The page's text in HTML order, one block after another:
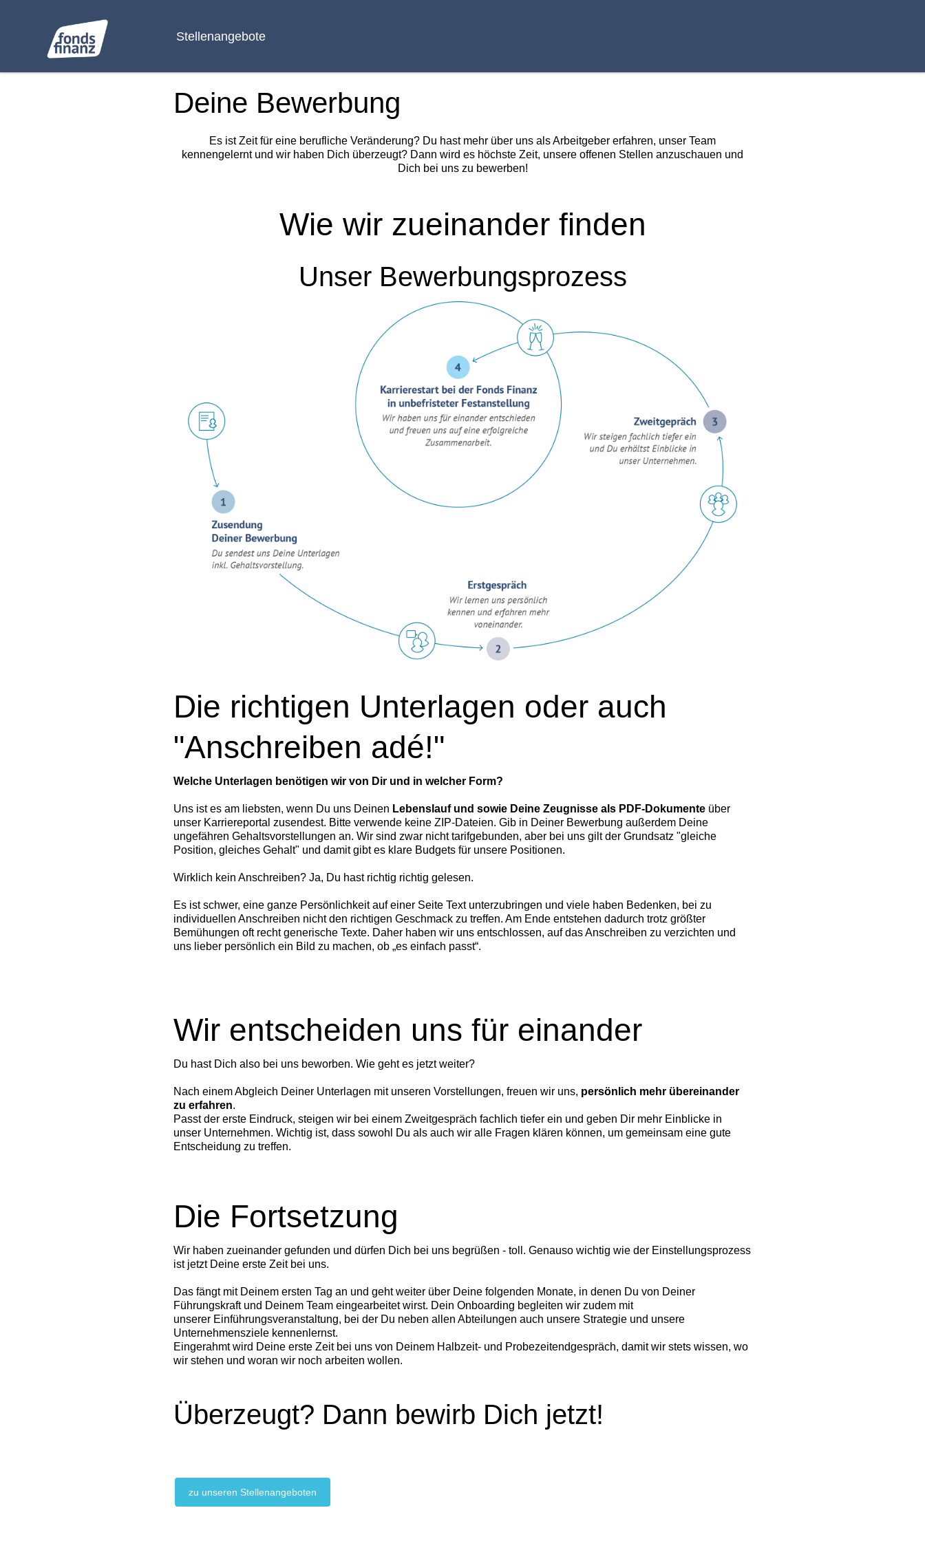
Stellenangebote
Deine Bewerbung
Es ist Zeit für eine berufliche Veränderung? Du hast mehr über uns als Arbeitgeber erfahren, unser Team
kennengelernt und wir haben Dich überzeugt? Dann wird es höchste Zeit, unsere offenen Stellen anzuschauen und
Dich bei uns zu bewerben!
Wie wir zueinander finden
Unser Bewerbungsprozess
Die richtigen Unterlagen oder auch
"Anschreiben adé!"
Welche Unterlagen benötigen wir von Dir und in welcher Form?
Uns ist es am liebsten, wenn Du uns Deinen Lebenslauf und sowie Deine Zeugnisse als PDF-Dokumente über
unser Karriereportal zusendest. Bitte verwende keine ZIP-Dateien. Gib in Deiner Bewerbung außerdem Deine
ungefähren Gehaltsvorstellungen an. Wir sind zwar nicht tarifgebunden, aber bei uns gilt der Grundsatz "gleiche
Position, gleiches Gehalt" und damit gibt es klare Budgets für unsere Positionen.
Wirklich kein Anschreiben? Ja, Du hast richtig richtig gelesen.
Es ist schwer, eine ganze Persönlichkeit auf einer Seite Text unterzubringen und viele haben Bedenken, bei zu
individuellen Anschreiben nicht den richtigen Geschmack zu treffen. Am Ende entstehen dadurch trotz größter
Bemühungen oft recht generische Texte. Daher haben wir uns entschlossen, auf das Anschreiben zu verzichten und
uns lieber persönlich ein Bild zu machen, ob „es einfach passt“.
Wir entscheiden uns für einander
Du hast Dich also bei uns beworben. Wie geht es jetzt weiter?
Nach einem Abgleich Deiner Unterlagen mit unseren Vorstellungen, freuen wir uns, persönlich mehr übereinander
zu erfahren.
Passt der erste Eindruck, steigen wir bei einem Zweitgespräch fachlich tiefer ein und geben Dir mehr Einblicke in
unser Unternehmen. Wichtig ist, dass sowohl Du als auch wir alle Fragen klären können, um gemeinsam eine gute
Entscheidung zu treffen.
Die Fortsetzung
Wir haben zueinander gefunden und dürfen Dich bei uns begrüßen - toll. Genauso wichtig wie der Einstellungsprozess
ist jetzt Deine erste Zeit bei uns.
Das fängt mit Deinem ersten Tag an und geht weiter über Deine folgenden Monate, in denen Du von Deiner
Führungskraft und Deinem Team eingearbeitet wirst. Dein Onboarding begleiten wir zudem mit
unserer Einführungsveranstaltung, bei der Du neben allen Abteilungen auch unsere Strategie und unsere
Unternehmensziele kennenlernst.
Eingerahmt wird Deine erste Zeit bei uns von Deinem Halbzeit- und Probezeitendgespräch, damit wir stets wissen, wo
wir stehen und woran wir noch arbeiten wollen.
Überzeugt? Dann bewirb Dich jetzt!
zu unseren Stellenangeboten